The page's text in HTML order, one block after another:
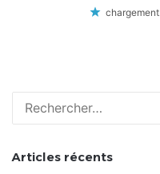
Articles récents